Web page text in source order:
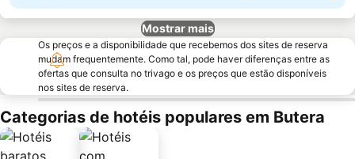
Mostrar mais
Os preços e a disponibilidade que recebemos dos sites de reserva
mudam frequentemente. Como tal, pode haver diferenças entre as
ofertas que consulta no trivago e os preços que estão disponíveis
nos sites de reserva.
Categorias de hotéis populares em Butera